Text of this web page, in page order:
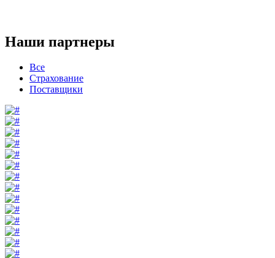
Наши партнеры
Все
Страхование
Поставщики